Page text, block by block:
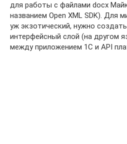
для работы с файлами docx
названием Open XML SDK). Для
уж экзотический, нужно
интерфейсный слой (на другом
между приложением 1С и API